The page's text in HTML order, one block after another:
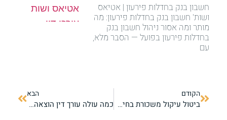
חשבון בנק בחדלות פירעון | אטיאס
ושות' חשבון בנק בחדלות פירעון: מה
מותר ומה אסור ניהול חשבון בנק
בחדלות פירעון בפועל — הסבר מלא,
עם
הקודם
ביטול עיקול משכורת בחיפה: משרד עו"ד אטיאס ושות'
הבא
כמה עולה עורך דין הוצאה לפועל: מחירון שקוף ופריסת תשלומים